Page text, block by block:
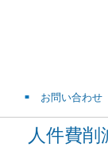
お問い合わせ
人件費